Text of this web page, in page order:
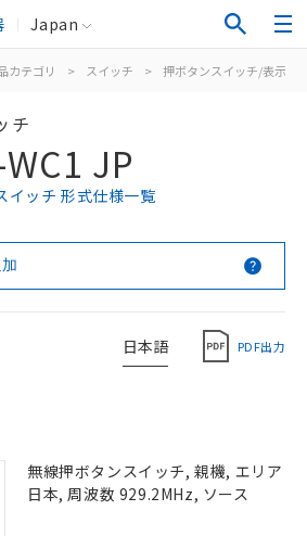
Japan
カテゴリ > スイッチ > 押ボタンスイッチ/表示灯
チ
JP
イッチ 形式仕様一覧
日本語 PDF出力
無線押ボタンスイッチ, 親機, エリア
日本, 周波数 929.2MHz, ソース